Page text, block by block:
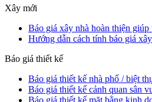
Xây mới
Báo giá xây nhà hoàn thiện
Hướng dẫn cách tính báo giá
Báo giá thiết kế
Báo giá thiết kế nhà phố / biệt
Báo giá thiết kế cảnh quan sân
Báo giá thiết kế mặt bằng kinh